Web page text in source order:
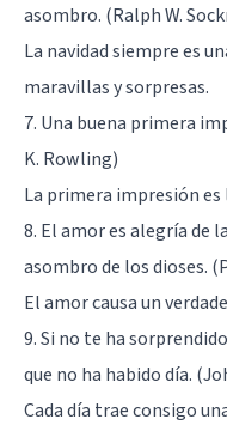
asombro. (Ralph W.
La navidad siempre es
maravillas y sorpresas.
7. Una buena primera
K. Rowling)
La primera impresión es
8. El amor es alegría de
asombro de los dioses.
El amor causa un
9. Si no te ha
que no ha habido día.
Cada día trae consigo